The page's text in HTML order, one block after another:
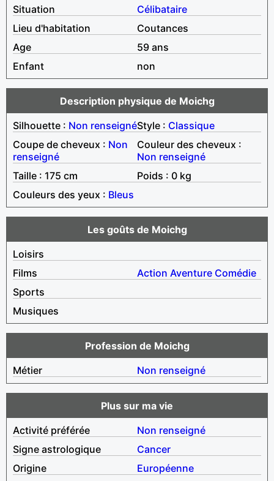
Situation
Célibataire
Lieu d'habitation
Coutances
Age
59 ans
Enfant
non
Description physique de Moichg
Silhouette : Non renseignéStyle : Classique
Coupe de cheveux : Non
renseigné
Couleur des cheveux :
Non renseigné
Taille : 175 cm
Poids : 0 kg
Couleurs des yeux : Bleus
Les goûts de Moichg
Loisirs
Films
Action Aventure Comédie
Sports
Musiques
Profession de Moichg
Métier
Non renseigné
Plus sur ma vie
Activité préférée
Non renseigné
Signe astrologique
Cancer
Origine
Européenne